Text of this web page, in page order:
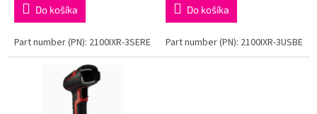
Do košíka
Part number (PN): 2100IXR-3SERE
Do košíka
Part number (PN): 2100IXR-3USBE